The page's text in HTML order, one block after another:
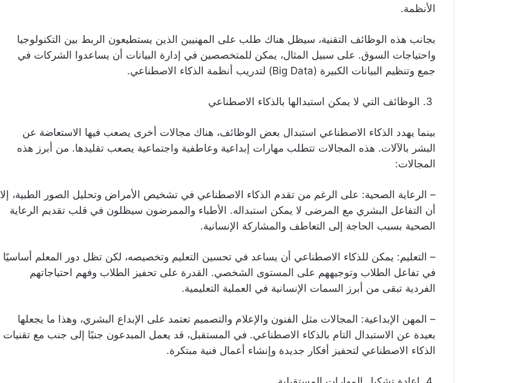
الأنظمة.
بجانب هذه الوظائف التقنية، سيظل هناك طلب على المهنيين الذين يستطيعون الربط بين التكنولوجيا
واحتياجات السوق. على سبيل المثال، يمكن للمتخصصين في إدارة البيانات أن يساعدوا الشركات في
جمع وتنظيم البيانات الكبيرة (Big Data) لتدريب أنظمة الذكاء الاصطناعي.
بينما يهدد الذكاء الاصطناعي استبدال بعض الوظائف، هناك مجالات أخرى يصعب فيها الاستعاضة عن
البشر بالآلات. هذه المجالات تتطلب مهارات إبداعية وعاطفية واجتماعية يصعب تقليدها. من أبرز هذه
المجالات:
– الرعاية الصحية: على الرغم من تقدم الذكاء الاصطناعي في تشخيص الأمراض وتحليل الصور الطبية، إلا
أن التفاعل البشري مع المرضى لا يمكن استبداله. الأطباء والممرضون سيظلون في قلب تقديم الرعاية
الصحية بسبب الحاجة إلى التعاطف والمشاركة الإنسانية.
– التعليم: يمكن للذكاء الاصطناعي أن يساعد في تحسين التعليم وتخصيصه، لكن تظل دور المعلم أساسيًا
في تفاعل الطلاب وتوجيههم على المستوى الشخصي. القدرة على تحفيز الطلاب وفهم احتياجاتهم
الفردية تبقى من أبرز السمات الإنسانية في العملية التعليمية.
– المهن الإبداعية: المجالات مثل الفنون والإعلام والتصميم تعتمد على الإبداع البشري، وهذا ما يجعلها
بعيدة عن الاستبدال التام بالذكاء الاصطناعي. في المستقبل، قد يعمل المبدعون جنبًا إلى جنب مع تقنيات
الذكاء الاصطناعي لتحفيز أفكار جديدة وإنشاء أعمال فنية مبتكرة.